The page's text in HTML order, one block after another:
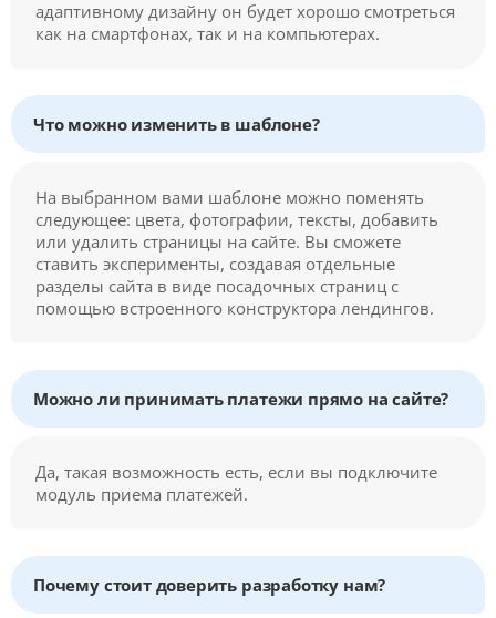
адаптивному дизайну он будет хорошо смотреться
как на смартфонах, так и на компьютерах.
Что можно изменить в шаблоне?
На выбранном вами шаблоне можно поменять
следующее: цвета, фотографии, тексты, добавить
или удалить страницы на сайте. Вы сможете
ставить эксперименты, создавая отдельные
разделы сайта в виде посадочных страниц с
помощью встроенного конструктора лендингов.
Можно ли принимать платежи прямо на сайте?
Да, такая возможность есть, если вы подключите
модуль приема платежей.
Почему стоит доверить разработку нам?